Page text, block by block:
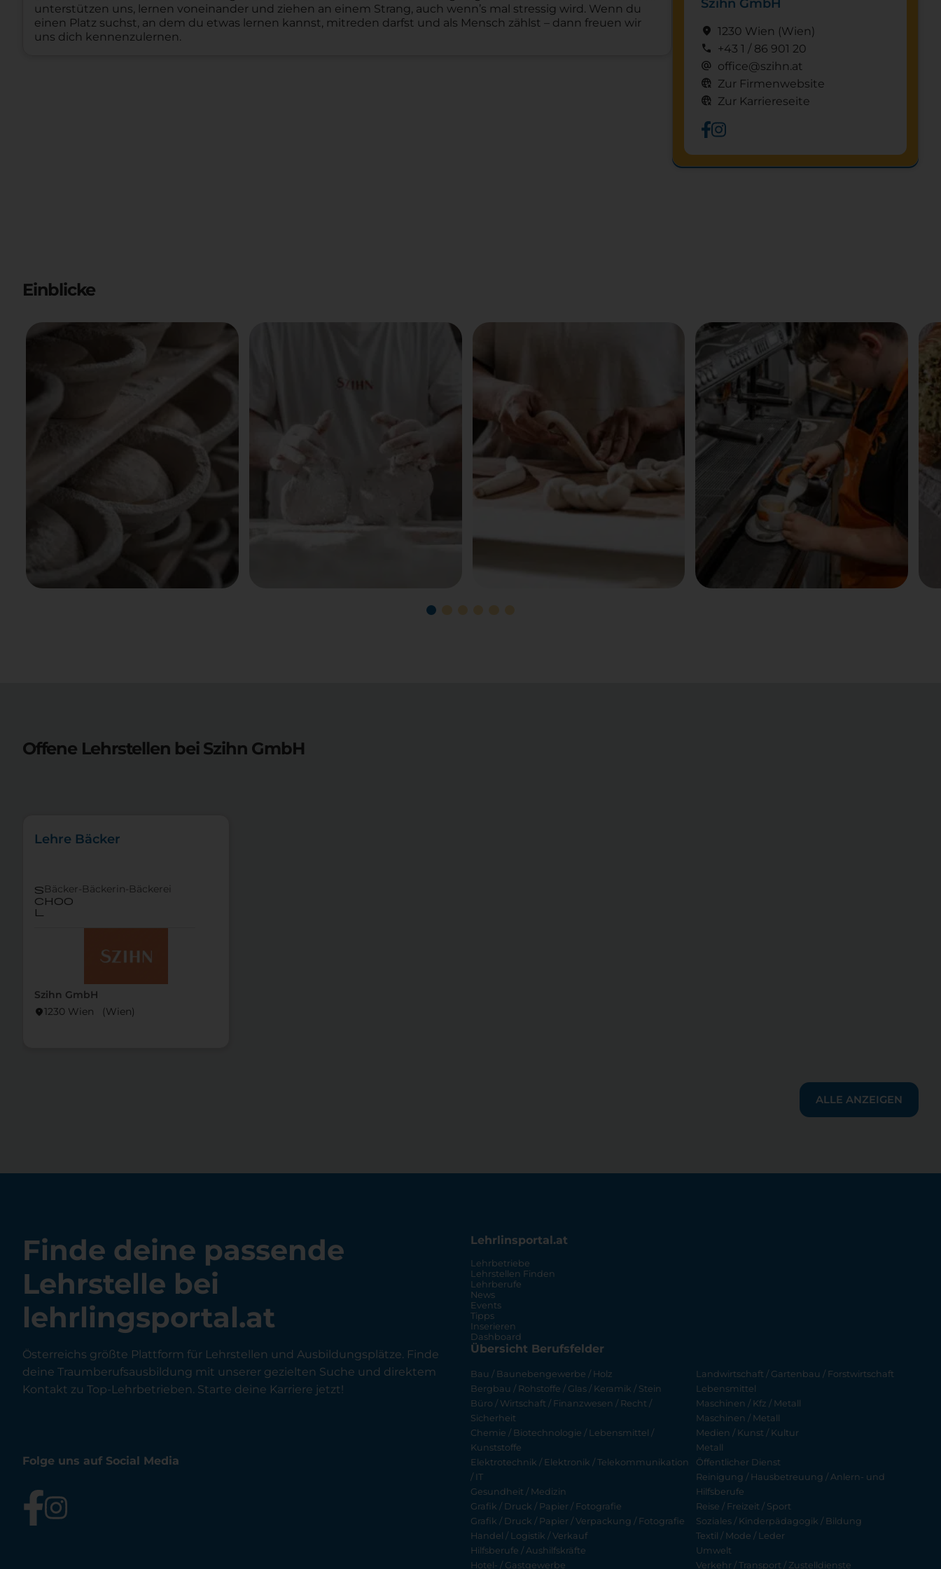
unterstützen uns, lernen voneinander und ziehen an einem Strang, auch wenn’s mal stressig wird. Wenn du
einen Platz suchst, an dem du etwas lernen kannst, mitreden darfst und als Mensch zählst – dann freuen wir
uns dich kennenzulernen.
Szihn GmbH
location_on 1230 Wien (Wien)
call +43 1 / 86 901 20
alternate_email office@szihn.at
captive_portal Zur Firmenwebsite
captive_portal Zur Karriereseite
Einblicke
Offene Lehrstellen bei Szihn GmbH
Szihn GmbH
location_on1230 Wien (Wien)
Lehre Bäcker
s
choo
l
Bäcker-Bäckerin-Bäckerei
ALLE ANZEIGEN
Finde deine passende
Lehrstelle bei
lehrlingsportal.at
Österreichs größte Plattform für Lehrstellen und Ausbildungsplätze. Finde
deine Traumberufsausbildung mit unserer gezielten Suche und direktem
Kontakt zu Top-Lehrbetrieben. Starte deine Karriere jetzt!
Folge uns auf Social Media
Lehrlinsportal.at
Lehrbetriebe
Lehrstellen Finden
Lehrberufe
News
Events
Tipps
Inserieren
Dashboard
Übersicht Berufsfelder
Bau / Baunebengewerbe / Holz
Bergbau / Rohstoffe / Glas / Keramik / Stein
Büro / Wirtschaft / Finanzwesen / Recht /
Sicherheit
Chemie / Biotechnologie / Lebensmittel /
Kunststoffe
Elektrotechnik / Elektronik / Telekommunikation
/ IT
Gesundheit / Medizin
Grafik / Druck / Papier / Fotografie
Grafik / Druck / Papier / Verpackung / Fotografie
Handel / Logistik / Verkauf
Hilfsberufe / Aushilfskräfte
Hotel- / Gastgewerbe
Landwirtschaft / Gartenbau / Forstwirtschaft
Lebensmittel
Maschinen / Kfz / Metall
Maschinen / Metall
Medien / Kunst / Kultur
Metall
Öffentlicher Dienst
Reinigung / Hausbetreuung / Anlern- und
Hilfsberufe
Reise / Freizeit / Sport
Soziales / Kinderpädagogik / Bildung
Textil / Mode / Leder
Umwelt
Verkehr / Transport / Zustelldienste